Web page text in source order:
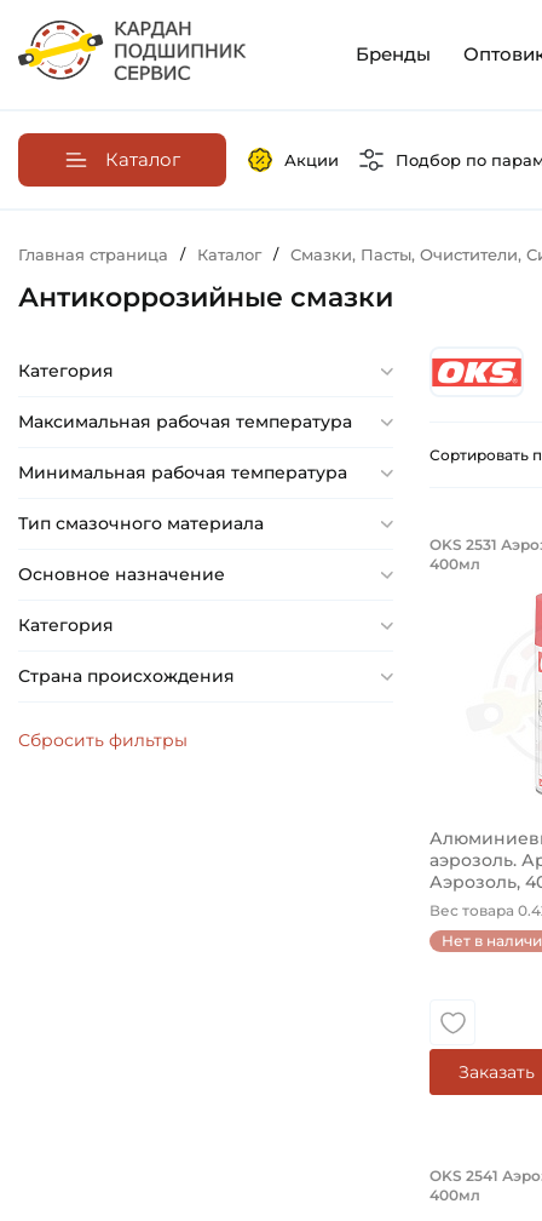
Бренды
Каталог Акции Подбор по
Главная страница / Каталог / Смазки, Пасты, Очистители,
Антикоррозийные смазки
Категория
Максимальная рабочая температура
Минимальная рабочая температура
Тип смазочного материала
Основное назначение
Категория
Страна происхождения
Сортировать
OKS 2531
400мл
аэрозоль.
Аэрозоль,
Вес товара
Нет в
Заказать
Покрытие
OKS 2541
400мл